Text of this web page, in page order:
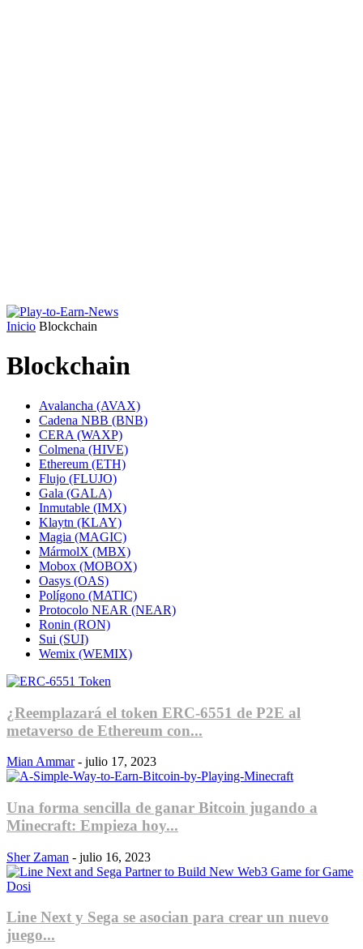
Inicio Blockchain
Blockchain
Avalancha (AVAX)
Cadena NBB (BNB)
CERA (WAXP)
Colmena (HIVE)
Ethereum (ETH)
Flujo (FLUJO)
Gala (GALA)
Inmutable (IMX)
Klaytn (KLAY)
Magia (MAGIC)
MármolX (MBX)
Mobox (MOBOX)
Oasys (OAS)
Polígono (MATIC)
Protocolo NEAR (NEAR)
Ronin (RON)
Sui (SUI)
Wemix (WEMIX)
¿Reemplazará el token ERC-6551 de P2E al
metaverso de Ethereum con...
Mian Ammar - julio 17, 2023
Una forma sencilla de ganar Bitcoin jugando a
Minecraft: Empieza hoy...
Sher Zaman - julio 16, 2023
Line Next y Sega se asocian para crear un nuevo
juego...